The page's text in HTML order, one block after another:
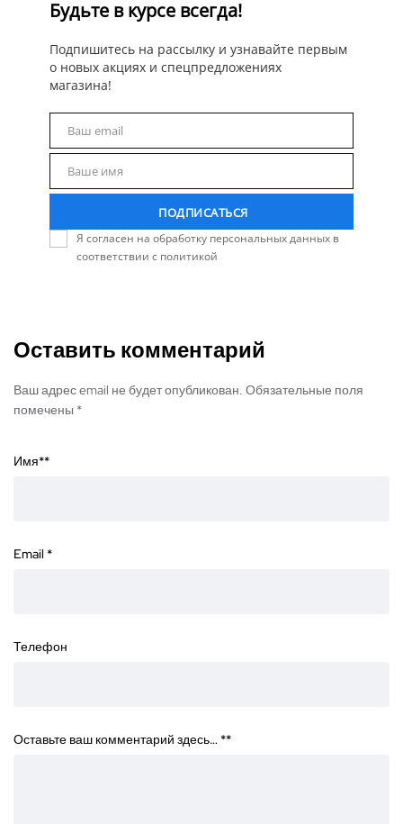
Будьте в курсе всегда!
Подпишитесь на рассылку и узнавайте первым
о новых акциях и спецпредложениях
магазина!
Email
Ваш email
Name
Ваше имя
ПОДПИСАТЬСЯ
Я согласен на обработку персональных данных в
соответствии с политикой
Оставить комментарий
Ваш адрес email не будет опубликован. Обязательные поля
помечены *
Имя**
Email *
Телефон
Оставьте ваш комментарий здесь… **